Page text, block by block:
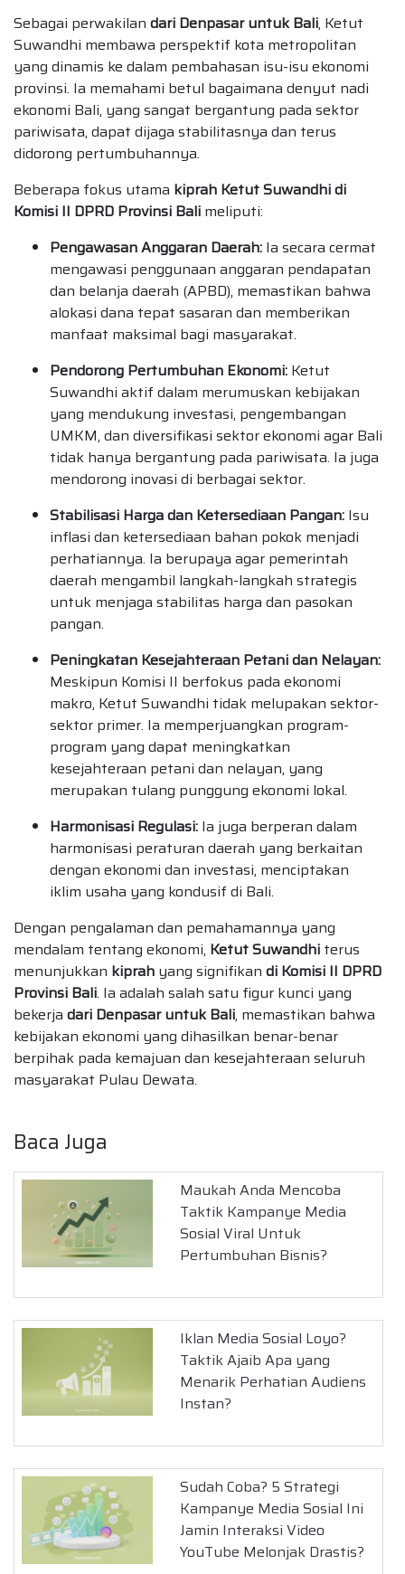
Sebagai perwakilan dari Denpasar untuk Bali, Ketut
Suwandhi membawa perspektif kota metropolitan
yang dinamis ke dalam pembahasan isu-isu ekonomi
provinsi. Ia memahami betul bagaimana denyut nadi
ekonomi Bali, yang sangat bergantung pada sektor
pariwisata, dapat dijaga stabilitasnya dan terus
didorong pertumbuhannya.
Beberapa fokus utama kiprah Ketut Suwandhi di
Komisi II DPRD Provinsi Bali meliputi:
Pengawasan Anggaran Daerah: Ia secara cermat
mengawasi penggunaan anggaran pendapatan
dan belanja daerah (APBD), memastikan bahwa
alokasi dana tepat sasaran dan memberikan
manfaat maksimal bagi masyarakat.
Pendorong Pertumbuhan Ekonomi: Ketut
Suwandhi aktif dalam merumuskan kebijakan
yang mendukung investasi, pengembangan
UMKM, dan diversifikasi sektor ekonomi agar Bali
tidak hanya bergantung pada pariwisata. Ia juga
mendorong inovasi di berbagai sektor.
Stabilisasi Harga dan Ketersediaan Pangan: Isu
inflasi dan ketersediaan bahan pokok menjadi
perhatiannya. Ia berupaya agar pemerintah
daerah mengambil langkah-langkah strategis
untuk menjaga stabilitas harga dan pasokan
pangan.
Peningkatan Kesejahteraan Petani dan Nelayan:
Meskipun Komisi II berfokus pada ekonomi
makro, Ketut Suwandhi tidak melupakan sektor-
sektor primer. Ia memperjuangkan program-
program yang dapat meningkatkan
kesejahteraan petani dan nelayan, yang
merupakan tulang punggung ekonomi lokal.
Harmonisasi Regulasi: Ia juga berperan dalam
harmonisasi peraturan daerah yang berkaitan
dengan ekonomi dan investasi, menciptakan
iklim usaha yang kondusif di Bali.
Dengan pengalaman dan pemahamannya yang
mendalam tentang ekonomi, Ketut Suwandhi terus
menunjukkan kiprah yang signifikan di Komisi II DPRD
Provinsi Bali. Ia adalah salah satu figur kunci yang
bekerja dari Denpasar untuk Bali, memastikan bahwa
kebijakan ekonomi yang dihasilkan benar-benar
berpihak pada kemajuan dan kesejahteraan seluruh
masyarakat Pulau Dewata.
Baca Juga
Maukah Anda Mencoba
Taktik Kampanye Media
Sosial Viral Untuk
Pertumbuhan Bisnis?
Iklan Media Sosial Loyo?
Taktik Ajaib Apa yang
Menarik Perhatian Audiens
Instan?
Sudah Coba? 5 Strategi
Kampanye Media Sosial Ini
Jamin Interaksi Video
YouTube Melonjak Drastis?